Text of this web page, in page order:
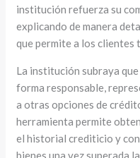
institución refuerza su
explicando de manera
que permite a los clientes
La institución subraya
forma responsable,
a otras opciones de
herramienta permite
el historial crediticio y
bienes una vez superada